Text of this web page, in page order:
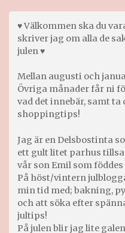
♥ Välkommen ska du
skriver jag om alla de
julen ♥
Mellan augusti och
Övriga månader får ni
vad det innebär, samt
shoppingtips!
Jag är en Delsbostinta
ett gult litet parhus
vår son Emil som föddes
På höst/vintern
min tid med; bakning,
och att söka efter
jultips!
På julen blir jag lite